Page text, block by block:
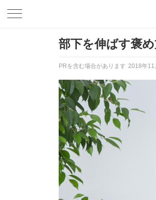
部下を伸ばす褒
PRを含む場合があります 2018年11